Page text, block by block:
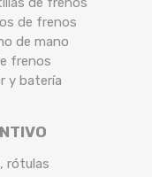
de frenos
de mano
frenos
y batería
rótulas